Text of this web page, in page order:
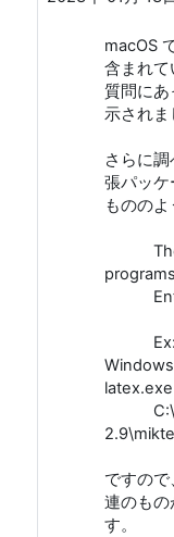
macOS
含まれて
質問にあ
示されま
さらに
張パッケ
もののよ
The
Enter
Ex:
ですの
連のもの
す。